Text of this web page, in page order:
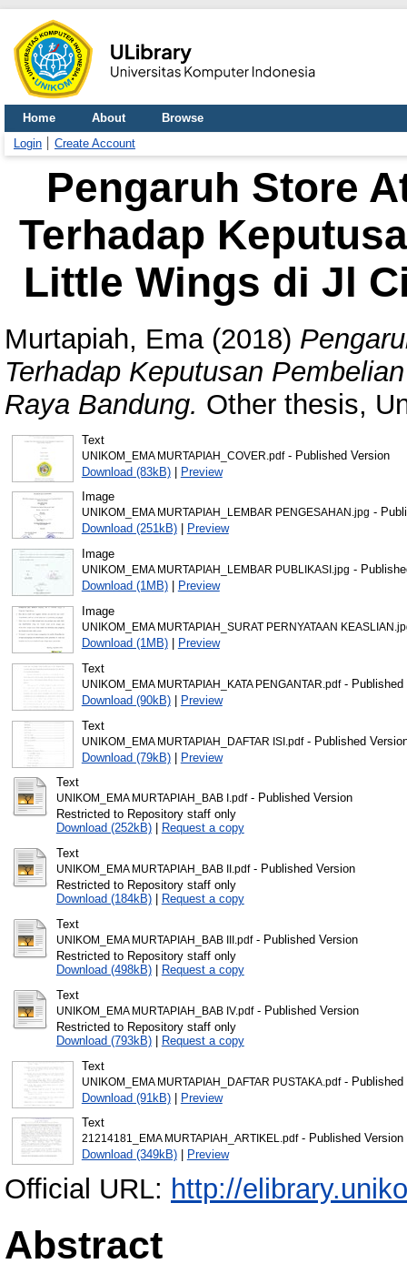
Home About
Browse
Login
Create Account
Pengaruh Store
Terhadap
Little Wings di Jl
Murtapiah, Ema(2018)
Terhadap Keputusan
Raya Bandung. Other thesis,
Text
UNIKOM_EMA MURTAPIAH_COVER.pdf- Published Version
Download (83kB)| Preview
Image
UNIKOM_EMA MURTAPIAH_LEMBAR PENGESAHAN.jpg -
Download (251kB)|
Preview
Image
UNIKOM_EMA MURTAPIAH_LEMBAR PUBLIKASI.jpg -
Download (1MB)|
Preview
Image
UNIKOM_EMA MURTAPIAH_SURAT PERNYATAAN
Download (1MB)|
Preview
Text
UNIKOM_EMA MURTAPIAH_KATA PENGANTAR.pdf- Published
Download (90kB)|
Preview
Text
UNIKOM_EMA MURTAPIAH_DAFTAR ISI.pdf- Published
Download (79kB)| Preview
Text
UNIKOM_EMA MURTAPIAH_BAB I.pdf- Published Version
Restricted to Repository staff only
Download (252kB)|
Request a copy
Text
UNIKOM_EMA MURTAPIAH_BAB II.pdf- Published Version
Restricted to Repository staff only
Download (184kB)|
Request a copy
Text
UNIKOM_EMA MURTAPIAH_BAB III.pdf- Published Version
Restricted to Repository staff only
Download (498kB)|
Request a copy
Text
UNIKOM_EMA MURTAPIAH_BAB IV.pdf- Published Version
Restricted to Repository staff only
Download (793kB)|
Request a copy
Text
UNIKOM_EMA MURTAPIAH_DAFTAR PUSTAKA.pdf- Published
Download (91kB)| Preview
Text
21214181_EMA MURTAPIAH_ARTIKEL.pdf- Published Version
Download (349kB)| Preview
Official URL: http://
Abstract